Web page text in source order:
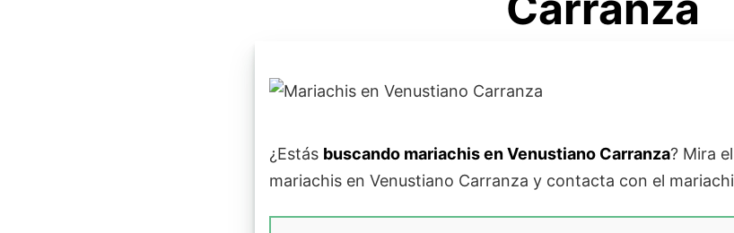
¿Estás buscando mariachis en Venustiano Carranza? Mira
mariachis en Venustiano Carranza y contacta con el